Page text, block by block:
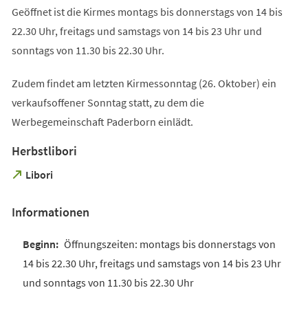
Geöffnet ist die Kirmes montags bis donnerstags von 14 bis
22.30 Uhr, freitags und samstags von 14 bis 23 Uhr und
sonntags von 11.30 bis 22.30 Uhr.
Zudem findet am letzten Kirmessonntag (26. Oktober) ein
verkaufsoffener Sonntag statt, zu dem die
Werbegemeinschaft Paderborn einlädt.
Herbstlibori
Libori
(Öffnet
neuen
Informationen
Öffnungszeiten: montags bis donnerstags von
14 bis 22.30 Uhr, freitags und samstags von 14 bis 23 Uhr
und sonntags von 11.30 bis 22.30 Uhr